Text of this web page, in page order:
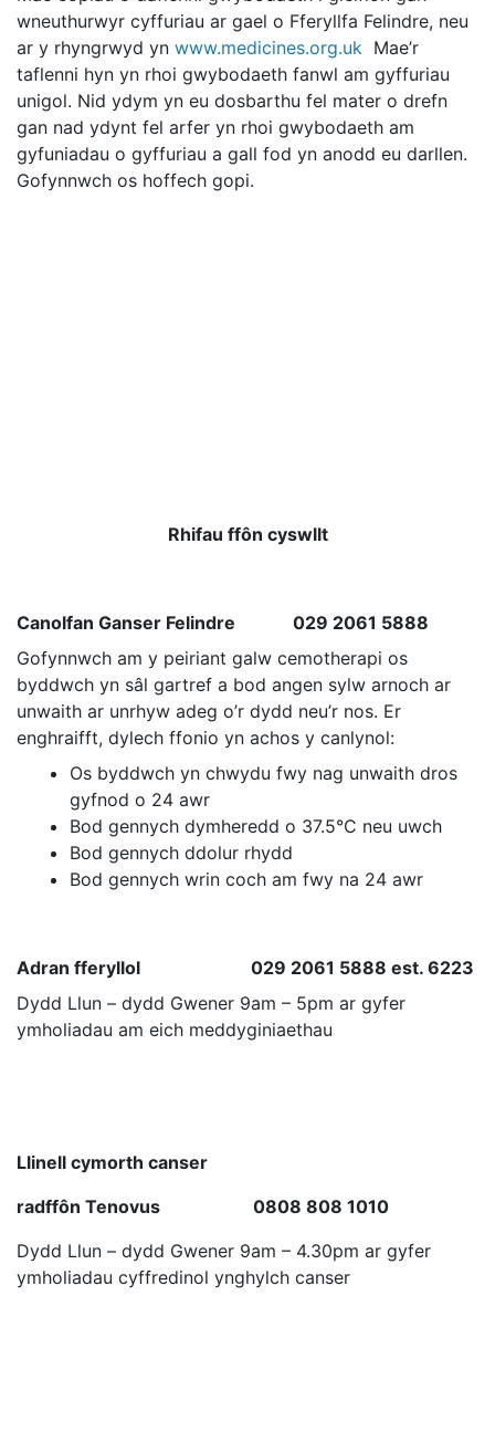
wneuthurwyr cyffuriau ar gael o Fferyllfa Felindre, neu
ar y rhyngrwyd yn www.medicines.org.uk Mae’r
taflenni hyn yn rhoi gwybodaeth fanwl am gyffuriau
unigol. Nid ydym yn eu dosbarthu fel mater o drefn
gan nad ydynt fel arfer yn rhoi gwybodaeth am
gyfuniadau o gyffuriau a gall fod yn anodd eu darllen.
Gofynnwch os hoffech gopi.
Rhifau ffôn cyswllt
Canolfan Ganser Felindre 029 2061 5888
Gofynnwch am y peiriant galw cemotherapi os
byddwch yn sâl gartref a bod angen sylw arnoch ar
unwaith ar unrhyw adeg o’r dydd neu’r nos. Er
enghraifft, dylech ffonio yn achos y canlynol:
Os byddwch yn chwydu fwy nag unwaith dros
gyfnod o 24 awr
Bod gennych dymheredd o 37.5°C neu uwch
Bod gennych ddolur rhydd
Bod gennych wrin coch am fwy na 24 awr
Adran fferyllol 029 2061 5888 est. 6223
Dydd Llun – dydd Gwener 9am – 5pm ar gyfer
ymholiadau am eich meddyginiaethau
Llinell cymorth canser
radffôn Tenovus 0808 808 1010
Dydd Llun – dydd Gwener 9am – 4.30pm ar gyfer
ymholiadau cyffredinol ynghylch canser